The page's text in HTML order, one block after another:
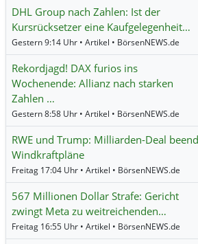
DHL Group nach Zahlen: Ist der
Kursrücksetzer eine Kaufgelegenheit…
Gestern 9:14 Uhr • Artikel • BörsenNEWS.de
Rekordjagd! DAX furios ins
Wochenende: Allianz nach starken
Zahlen …
Gestern 8:58 Uhr • Artikel • BörsenNEWS.de
RWE und Trump: Milliarden-Deal
Windkraftpläne
Freitag 17:04 Uhr • Artikel • BörsenNEWS.de
567 Millionen Dollar Strafe: Gericht
zwingt Meta zu weitreichenden…
Freitag 16:55 Uhr • Artikel • BörsenNEWS.de